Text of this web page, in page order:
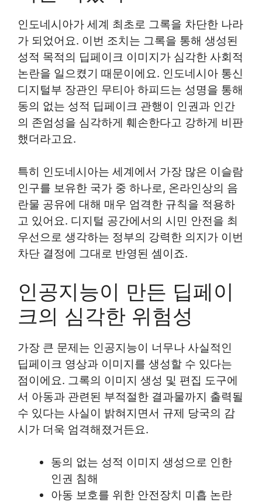
인도네시아가 세계 최초로 그록을 차단한 나라
가 되었어요. 이번 조치는 그록을 통해 생성된
성적 목적의 딥페이크 이미지가 심각한 사회적
논란을 일으켰기 때문이에요. 인도네시아 통신
디지털부 장관인 무티아 하피드는 성명을 통해
동의 없는 성적 딥페이크 관행이 인권과 인간
의 존엄성을 심각하게 훼손한다고 강하게 비판
했더라고요.
특히 인도네시아는 세계에서 가장 많은 이슬람
인구를 보유한 국가 중 하나로, 온라인상의 음
란물 공유에 대해 매우 엄격한 규칙을 적용하
고 있어요. 디지털 공간에서의 시민 안전을 최
우선으로 생각하는 정부의 강력한 의지가 이번
차단 결정에 그대로 반영된 셈이죠.
인공지능이 만든 딥페이
크의 심각한 위험성
가장 큰 문제는 인공지능이 너무나 사실적인
딥페이크 영상과 이미지를 생성할 수 있다는
점이에요. 그록의 이미지 생성 및 편집 도구에
서 아동과 관련된 부적절한 결과물까지 출력될
수 있다는 사실이 밝혀지면서 규제 당국의 감
시가 더욱 엄격해졌거든요.
동의 없는 성적 이미지 생성으로 인한
인권 침해
아동 보호를 위한 안전장치 미흡 논란